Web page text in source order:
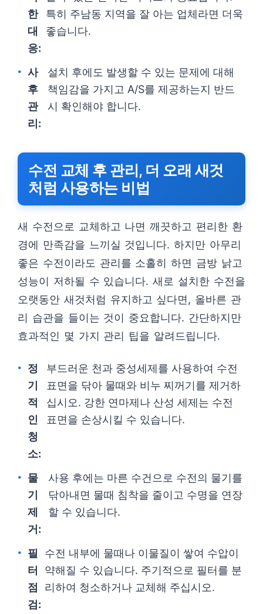
한
대
응:
특히 주남동 지역을 잘 아는 업체라면 더욱
좋습니다.
사
후
관
리:
설치 후에도 발생할 수 있는 문제에 대해
책임감을 가지고 A/S를 제공하는지 반드
시 확인해야 합니다.
수전 교체 후 관리, 더 오래 새것
처럼 사용하는 비법
새 수전으로 교체하고 나면 깨끗하고 편리한 환
경에 만족감을 느끼실 것입니다. 하지만 아무리
좋은 수전이라도 관리를 소홀히 하면 금방 낡고
성능이 저하될 수 있습니다. 새로 설치한 수전을
오랫동안 새것처럼 유지하고 싶다면, 올바른 관
리 습관을 들이는 것이 중요합니다. 간단하지만
효과적인 몇 가지 관리 팁을 알려드립니다.
정
기
적
인
청
소:
부드러운 천과 중성세제를 사용하여 수전
표면을 닦아 물때와 비누 찌꺼기를 제거하
십시오. 강한 연마제나 산성 세제는 수전
표면을 손상시킬 수 있습니다.
물
기
제
거:
사용 후에는 마른 수건으로 수전의 물기를
닦아내면 물때 침착을 줄이고 수명을 연장
할 수 있습니다.
필
터
점
검:
수전 내부에 물때나 이물질이 쌓여 수압이
약해질 수 있습니다. 주기적으로 필터를 분
리하여 청소하거나 교체해 주십시오.